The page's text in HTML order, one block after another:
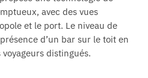
avec des vues
et le port. Le niveau de
d’un bar sur le toit en
distingués.